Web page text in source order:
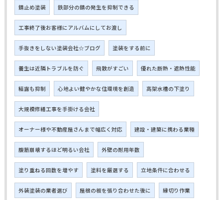
錆止め塗装 鉄部分の錆の発生を抑制できる
工事終了後お客様にアルバムにしてお渡し
手抜きをしない塗装会社☆ブログ 塗装をする前に
養生は近隣トラブルを防ぐ 飛散がすごい 優れた断熱・遮熱性能
結露も抑制 心地よい健やかな住環境を創造 高架水槽の下塗り
大規模修繕工事を手掛ける会社
オーナー様や不動産屋さんまで幅広く対応 建設・建築に携わる業種
腹筋崩壊するほど明るい会社 外壁の耐用年数
塗り重ねる回数を増やす 塗料を厳選する 立地条件に合わせる
外装塗装の業者選び 屋根の板を張り合わせた後に 縁切り作業